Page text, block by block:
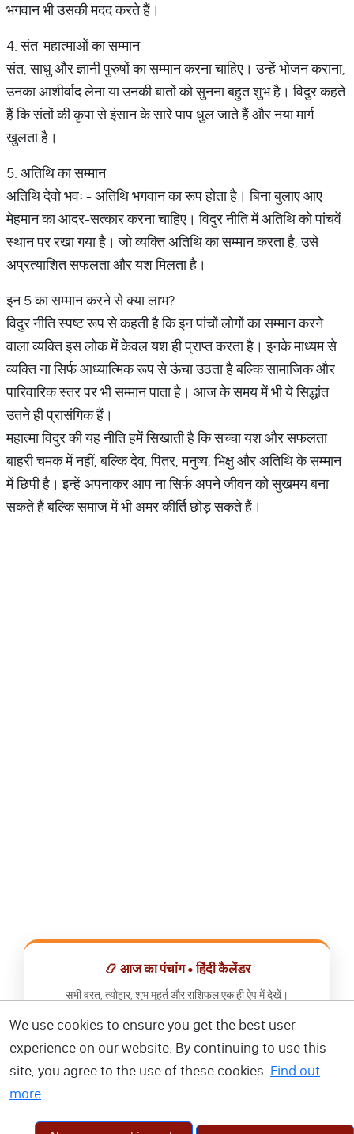
भगवान भी उसकी मदद करते हैं।
4. संत-महात्माओं का सम्मान
संत, साधु और ज्ञानी पुरुषों का सम्मान करना चाहिए। उन्हें भोजन कराना,
उनका आशीर्वाद लेना या उनकी बातों को सुनना बहुत शुभ है। विदुर कहते
हैं कि संतों की कृपा से इंसान के सारे पाप धुल जाते हैं और नया मार्ग
खुलता है।
5. अतिथि का सम्मान
अतिथि देवो भवः - अतिथि भगवान का रूप होता है। बिना बुलाए आए
मेहमान का आदर-सत्कार करना चाहिए। विदुर नीति में अतिथि को पांचवें
स्थान पर रखा गया है। जो व्यक्ति अतिथि का सम्मान करता है, उसे
अप्रत्याशित सफलता और यश मिलता है।
इन 5 का सम्मान करने से क्या लाभ?
विदुर नीति स्पष्ट रूप से कहती है कि इन पांचों लोगों का सम्मान करने
वाला व्यक्ति इस लोक में केवल यश ही प्राप्त करता है। इनके माध्यम से
व्यक्ति ना सिर्फ आध्यात्मिक रूप से ऊंचा उठता है बल्कि सामाजिक और
पारिवारिक स्तर पर भी सम्मान पाता है। आज के समय में भी ये सिद्धांत
उतने ही प्रासंगिक हैं।
महात्मा विदुर की यह नीति हमें सिखाती है कि सच्चा यश और सफलता
बाहरी चमक में नहीं, बल्कि देव, पितर, मनुष्य, भिक्षु और अतिथि के सम्मान
में छिपी है। इन्हें अपनाकर आप ना सिर्फ अपने जीवन को सुखमय बना
सकते हैं बल्कि समाज में भी अमर कीर्ति छोड़ सकते हैं।
📿 आज का पंचांग • हिंदी कैलेंडर
सभी व्रत, त्योहार, शुभ मुहूर्त और राशिफल एक ही ऐप में देखें।
📅 हिंदी कैलेंडर ऐप डाउनलोड करें
We use cookies to ensure you get the best user
experience on our website. By continuing to use this
site, you agree to the use of these cookies. Find out
more